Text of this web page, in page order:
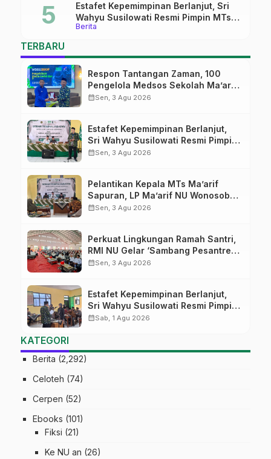
Berita
Estafet Kepemimpinan Berlanjut, Sri
Wahyu Susilowati Resmi Pimpin MTs
Ma’arif Sapuran
TERBARU
Respon Tantangan Zaman, 100
Pengelola Medsos Sekolah Ma’arif
Pekalongan Ikuti Pelatihan Literasi
calendar_monthSen, 3 Agu 2026
Estafet Kepemimpinan Berlanjut,
Sri Wahyu Susilowati Resmi Pimpin
MTs Ma’arif Sapuran
calendar_monthSen, 3 Agu 2026
Pelantikan Kepala MTs Ma’arif
Sapuran, LP Ma’arif NU Wonosobo
Tekankan Lima Amanah
calendar_monthSen, 3 Agu 2026
Perkuat Lingkungan Ramah Santri,
RMI NU Gelar ‘Sambang Pesantren’
di Pati
calendar_monthSen, 3 Agu 2026
Estafet Kepemimpinan Berlanjut,
Sri Wahyu Susilowati Resmi Pimpin
MTs Ma’arif Sapuran
calendar_monthSab, 1 Agu 2026
KATEGORI
Berita (2,292)
Celoteh (74)
Cerpen (52)
Ebooks (101)
Fiksi (21)
Ke NU an (26)